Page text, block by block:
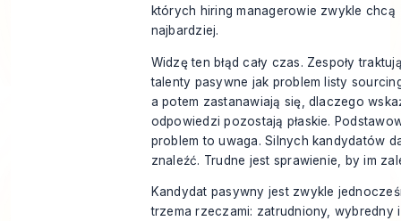
których hiring managerowie zwykle chcą
najbardziej.
Widzę ten błąd cały czas. Zespoły
talenty pasywne jak problem listy
a potem zastanawiają się, dlaczego
odpowiedzi pozostają płaskie.
problem to uwaga. Silnych kandydatów
znaleźć. Trudne jest sprawienie, by im
Kandydat pasywny jest zwykle
trzema rzeczami: zatrudniony, wybredny